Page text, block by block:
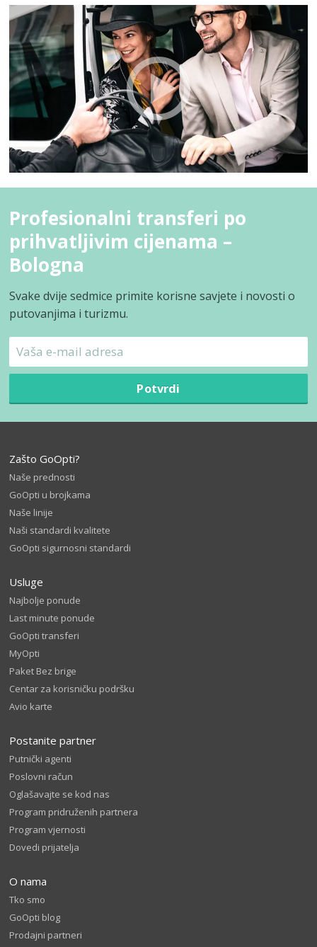
Profesionalni transferi po
prihvatljivim cijenama –
Bologna
Svake dvije sedmice primite korisne savjete i novosti o
putovanjima i turizmu.
Potvrdi
Zašto GoOpti?
Naše prednosti
GoOpti u brojkama
Naše linije
Naši standardi kvalitete
GoOpti sigurnosni standardi
Usluge
Najbolje ponude
Last minute ponude
GoOpti transferi
MyOpti
Paket Bez brige
Centar za korisničku podršku
Avio karte
Postanite partner
Putnički agenti
Poslovni račun
Oglašavajte se kod nas
Program pridruženih partnera
Program vjernosti
Dovedi prijatelja
O nama
Tko smo
GoOpti blog
Prodajni partneri